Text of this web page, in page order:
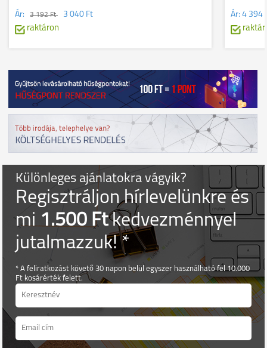
Ár: 3 192 Ft
3 040 Ft
raktáron
Ár: 4 394
Különleges ajánlatokra vágyik?
Regisztráljon hírlevelünkre és
mi1.500 Ftkedvezménnyel
jutalmazzuk! *
* A feliratkozást követő 30 napon belül egyszer használható fel 10.000
Ft kosárérték felett.